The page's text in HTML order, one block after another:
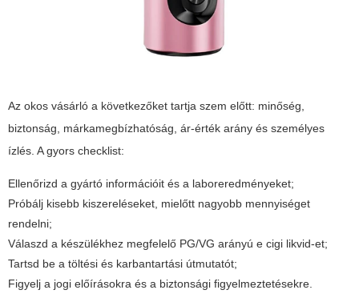
Az okos vásárló a következőket tartja szem előtt: minőség,
biztonság, márkamegbízhatóság, ár-érték arány és személyes
ízlés. A gyors checklist:
Ellenőrizd a gyártó információit és a laboreredményeket;
Próbálj kisebb kiszereléseket, mielőtt nagyobb mennyiséget
rendelni;
Válaszd a készülékhez megfelelő PG/VG arányú e cigi likvid-et;
Tartsd be a töltési és karbantartási útmutatót;
Figyelj a jogi előírásokra és a biztonsági figyelmeztetésekre.